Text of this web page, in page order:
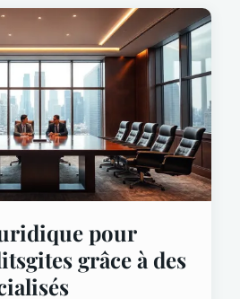
pour
grâce à des